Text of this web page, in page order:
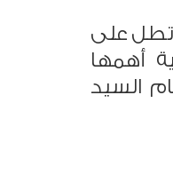
تطل على
أهمها
السيد